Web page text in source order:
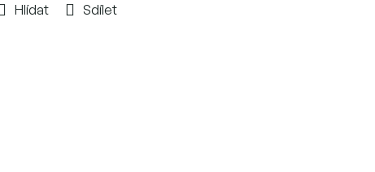
Hlídat Sdílet